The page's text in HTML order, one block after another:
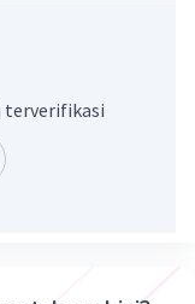
yang
ketiga yang
luar negeri
atau Blok
terverifikasi